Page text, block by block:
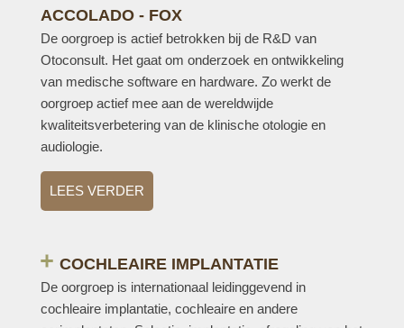
ACCOLADO - FOX
De oorgroep is actief betrokken bij de R&D van
Otoconsult. Het gaat om onderzoek en ontwikkeling
van medische software en hardware. Zo werkt de
oorgroep actief mee aan de wereldwijde
kwaliteitsverbetering van de klinische otologie en
audiologie.
LEES VERDER
COCHLEAIRE IMPLANTATIE
De oorgroep is internationaal leidinggevend in
cochleaire implantatie, cochleaire en andere